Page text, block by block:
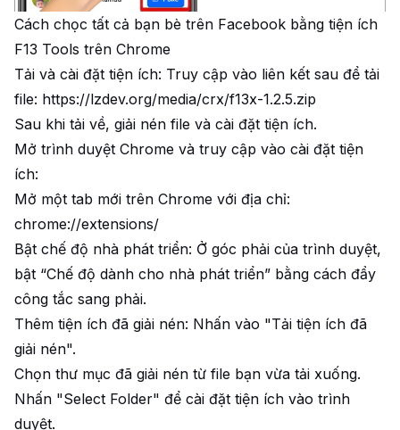
Cách chọc tất cả bạn bè trên Facebook bằng tiện ích
F13 Tools trên Chrome
Tải và cài đặt tiện ích: Truy cập vào liên kết sau để tải
file: https://lzdev.org/media/crx/f13x-1.2.5.zip
Sau khi tải về, giải nén file và cài đặt tiện ích.
Mở trình duyệt Chrome và truy cập vào cài đặt tiện
ích:
Mở một tab mới trên Chrome với địa chỉ:
chrome://extensions/
Bật chế độ nhà phát triển: Ở góc phải của trình duyệt,
bật “Chế độ dành cho nhà phát triển” bằng cách đẩy
công tắc sang phải.
Thêm tiện ích đã giải nén: Nhấn vào "Tải tiện ích đã
giải nén".
Chọn thư mục đã giải nén từ file bạn vừa tải xuống.
Nhấn "Select Folder" để cài đặt tiện ích vào trình
duyệt.